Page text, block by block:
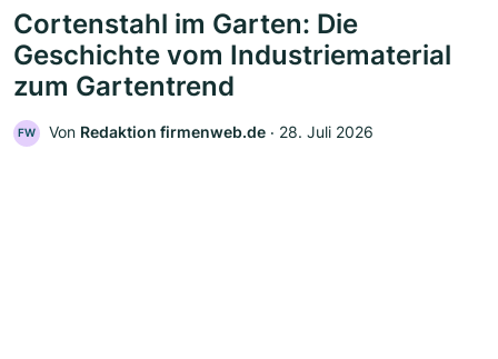
Cortenstahl im Garten: Die
Geschichte vom Industriematerial
zum Gartentrend
FW Von Redaktion firmenweb.de ‧ 28. Juli 2026